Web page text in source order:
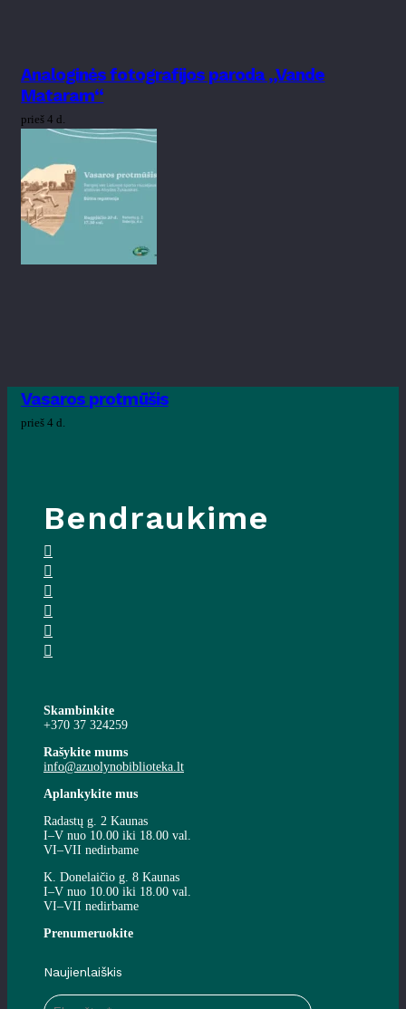
Analoginės fotografijos paroda „Vande
Mataram“
prieš 4 d.
Vasaros protmūšis
prieš 4 d.
Bendraukime
Skambinkite
+370 37 324259
Rašykite mums
info@azuolynobiblioteka.lt
Aplankykite mus
Radastų g. 2 Kaunas
I–V nuo 10.00 iki 18.00 val.
VI–VII nedirbame
K. Donelaičio g. 8 Kaunas
I–V nuo 10.00 iki 18.00 val.
VI–VII nedirbame
Prenumeruokite
Naujienlaiškis